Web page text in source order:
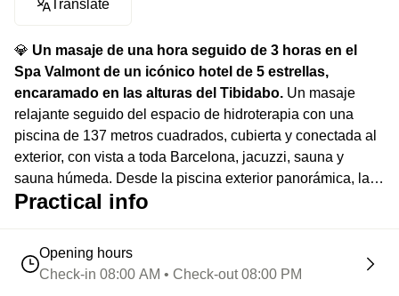
Translate
💎 Un masaje de una hora seguido de 3 horas en el
Spa Valmont de un icónico hotel de 5 estrellas,
encaramado en las alturas del Tibidabo. Un masaje
relajante seguido del espacio de hidroterapia con una
piscina de 137 metros cuadrados, cubierta y conectada al
exterior, con vista a toda Barcelona, jacuzzi, sauna y
sauna húmeda. Desde la piscina exterior panorámica, la
vista se abre a toda Barcelona.
Practical info
Opening hours
Check-in 08:00 AM • Check-out 08:00 PM